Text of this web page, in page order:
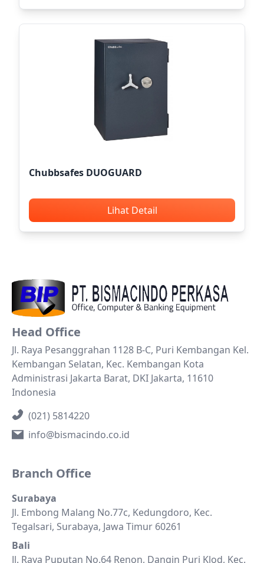
Chubbsafes DUOGUARD
Lihat Detail
Head Office
Jl. Raya Pesanggrahan 1128 B-C, Puri Kembangan Kel.
Kembangan Selatan, Kec. Kembangan Kota
Administrasi Jakarta Barat, DKI Jakarta, 11610
Indonesia
(021) 5814220
info@bismacindo.co.id
Branch Office
Surabaya
Jl. Embong Malang No.77c, Kedungdoro, Kec.
Tegalsari, Surabaya, Jawa Timur 60261
Bali
Jl. Raya Puputan No.64 Renon, Dangin Puri Klod, Kec.